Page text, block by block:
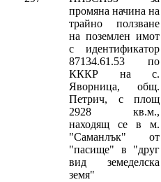
промяна начина на
трайно ползване
на поземлен имот
с идентификатор
87134.61.53 по
КККР на с.
Яворница, общ.
Петрич, с площ
2928 кв.м.,
находящ се в м.
"Саманлък" от
"пасище" в "друг
вид земеделска
земя"